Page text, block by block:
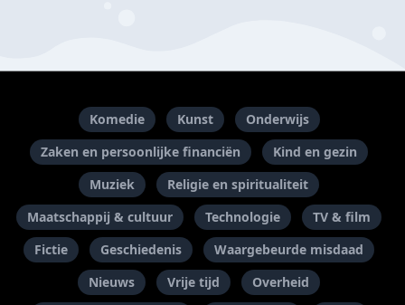
Komedie Kunst
Onderwijs
Zaken en persoonlijke financiën
Kind en gezin
Muziek
Religie en spiritualiteit
Maatschappij & cultuur
Technologie
TV & film
Fictie
Geschiedenis
Waargebeurde misdaad
Nieuws
Vrije tijd
Overheid